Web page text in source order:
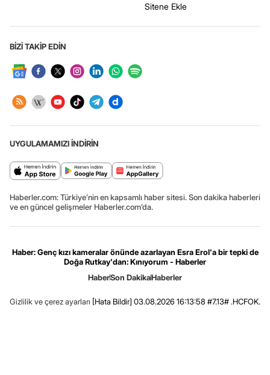
Sitene Ekle
BİZİ TAKİP EDİN
UYGULAMAMIZI İNDİRİN
Haberler.com: Türkiye’nin en kapsamlı haber sitesi. Son dakika haberleri
ve en güncel gelişmeler Haberler.com’da.
Haber: Genç kızı kameralar önünde azarlayan Esra Erol'a bir tepki de
Doğa Rutkay'dan: Kınıyorum - Haberler
HaberSon DakikaHaberler
Gizlilik ve çerez ayarları [Hata Bildir] 03.08.2026 16:13:58 #7.13# .HCFOK.